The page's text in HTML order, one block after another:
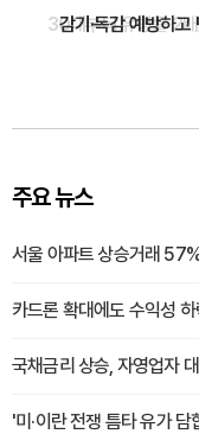
감기·독감 예방하
주요 뉴스
서울 아파트 상승거래
카드론 확대에도 수익성
국채금리 상승, 자영업자
'미·이란 전쟁 틈타 유가